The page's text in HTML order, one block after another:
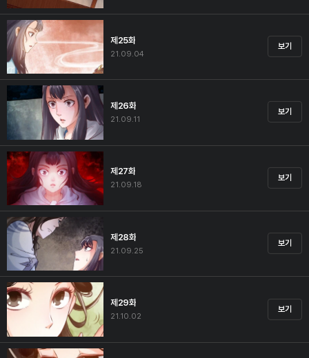
제25화
21.09.04
보기
제26화
21.09.11
보기
제27화
21.09.18
보기
제28화
21.09.25
보기
제29화
21.10.02
보기